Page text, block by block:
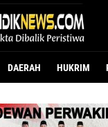
DAERAH HUKRIM